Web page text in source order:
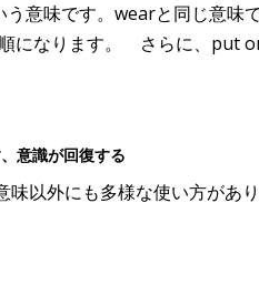
意味です。wearと同じ意
なります。 さらに、put
意識が回復する
以外にも多様な使い方があ